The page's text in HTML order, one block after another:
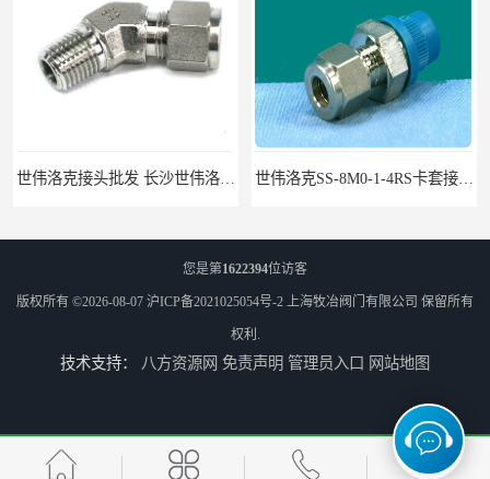
世伟洛克SS-10M0-1-8卡套接头部分现货
世伟洛克 世伟洛克球阀
您是第1622394位访客
版权所有 ©2026-08-07 沪ICP备2021025054号-2 上海牧冶阀门有限公司 保留所有
权利.
技术支持： 八方资源网 免责声明 管理员入口 网站地图